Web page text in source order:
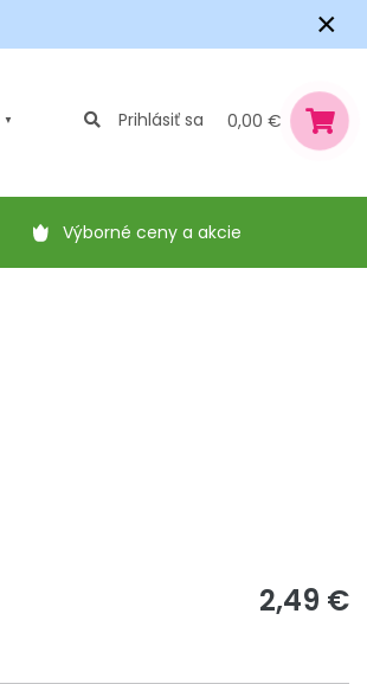
×
Prihlásiť sa 0,00 €
Výborné ceny a akcie
2,49 €